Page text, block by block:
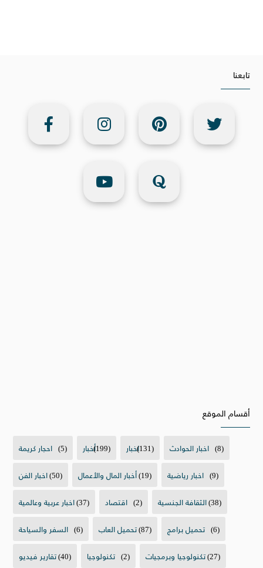
تابعنا
أقسام الموقع
احجار كريمة (5) أخبار(199) اخبار(131) اخبار الحوادث (8)
اخبار الفن(50) أخبار المال والأعمال(19) اخبار رياضية (9)
اخبار عربية وعالمية(37) اقتصاد (2) الثقافة الجنسية(38)
السفر والسياحة (6) تحميل العاب(87) تحميل برامج (6)
تقارير فيديو(40) تكنولوجيا (2) تكنولوجيا وبرمجيات(27)